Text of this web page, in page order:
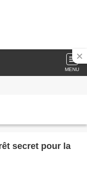
MENU
secret pour la